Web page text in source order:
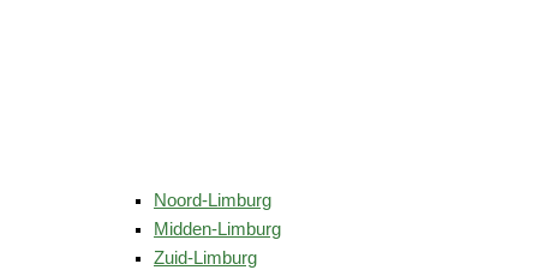
Noord-Limburg
Midden-Limburg
Zuid-Limburg